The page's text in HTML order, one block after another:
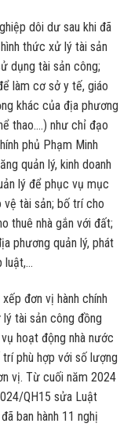
dôi dư sau khi đã
thức xử lý tài sản
dụng tài sản công;
làm cơ sở y tế, giáo
khác của địa phương
thao….) như chỉ đạo
phủ Phạm Minh
quản lý, kinh doanh
lý để phục vụ mục
vệ tài sản; bố trí cho
thuê nhà gắn với đất;
phương quản lý, phát
luật,…
đơn vị hành chính
tài sản công đồng
hoạt động nhà nước
phù hợp với số lượng
vị. Từ cuối năm 2024
QH15 sửa Luật
ban hành 11 nghị